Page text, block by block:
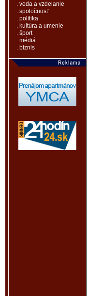
. veda a vzdelanie
. spoločnosť
. politika
. kultúra a umenie
. šport
. médiá
. biznis